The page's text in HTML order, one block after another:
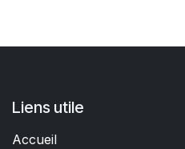
Liens utile
Accueil